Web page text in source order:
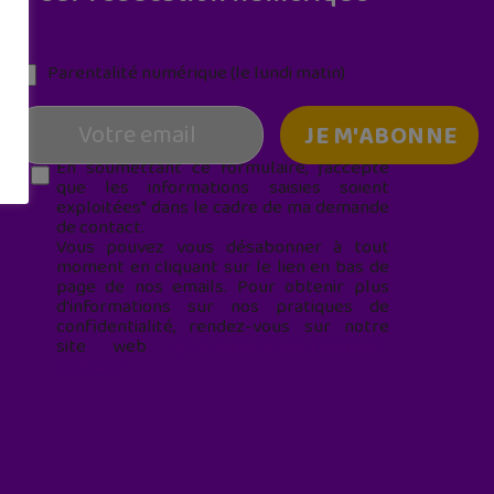
Parentalité numérique (le lundi matin)
En soumettant ce formulaire, j’accepte
que les informations saisies soient
exploitées* dans le cadre de ma demande
de contact.
Vous pouvez vous désabonner à tout
moment en cliquant sur le lien en bas de
page de nos emails. Pour obtenir plus
d'informations sur nos pratiques de
confidentialité, rendez-vous sur notre
site web